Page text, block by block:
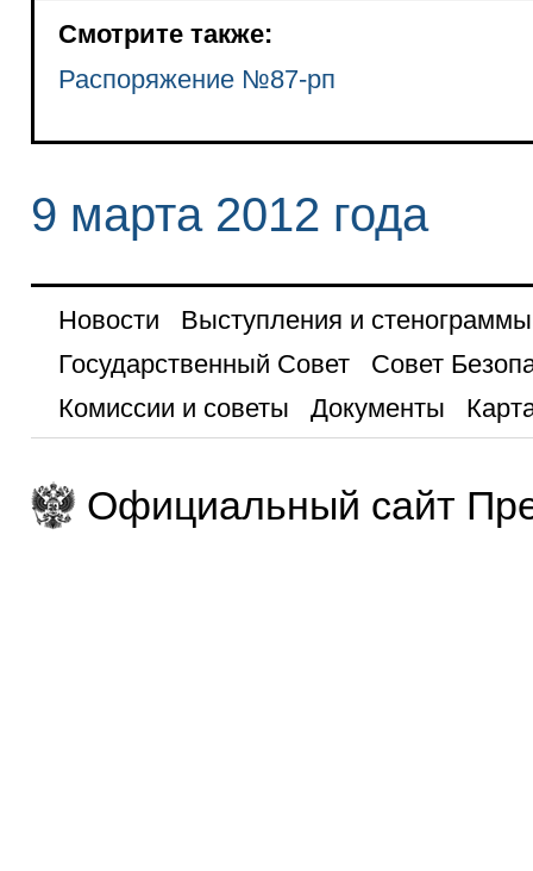
Смотрите также:
Распоряжение №87-рп
9 марта 2012 года
Новости
Выступления и стенограммы
Государственный Совет
Совет
Комиссии и советы
Документы
Официальный сайт